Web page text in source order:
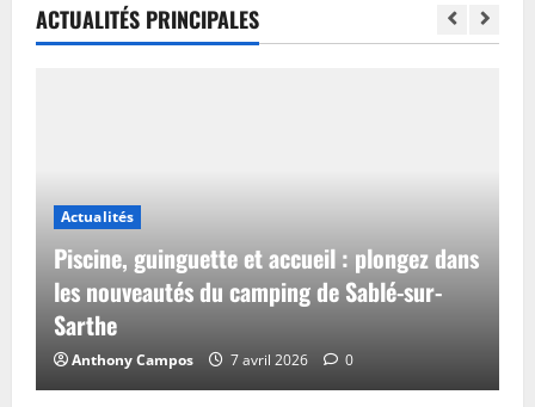
ACTUALITÉS PRINCIPALES
Actualités
Piscine, guinguette et accueil : plongez dans
les nouveautés du camping de Sablé-sur-
Sarthe
Anthony Campos 7 avril 2026 0